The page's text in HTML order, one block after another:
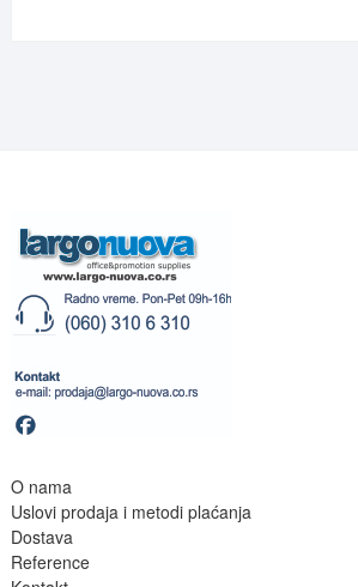
O nama
Uslovi prodaja i metodi plaćanja
Dostava
Reference